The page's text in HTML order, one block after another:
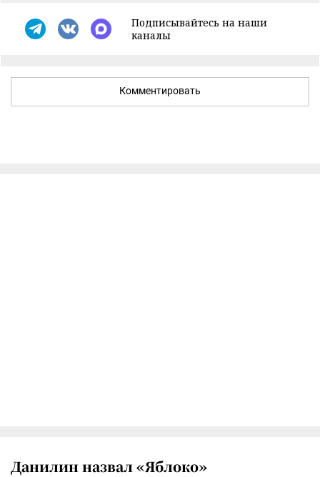
Подписывайтесь на наши
каналы
Комментировать
Данилин назвал «Яблоко»